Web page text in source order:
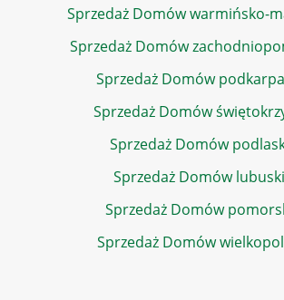
Sprzedaż Domów warmińsko-
Sprzedaż Domów
Sprzedaż Domów
Sprzedaż Domów
Sprzedaż Domów
Sprzedaż Domów
Sprzedaż Domów
Sprzedaż Domów